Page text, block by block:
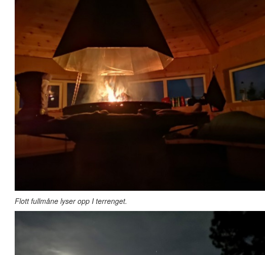
Flott fullmåne lyser opp I terrenget.